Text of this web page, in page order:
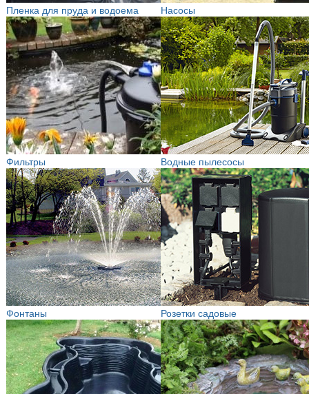
Пленка для пруда и водоема Насосы
Фильтры Водные пылесосы
Фонтаны Розетки садовые